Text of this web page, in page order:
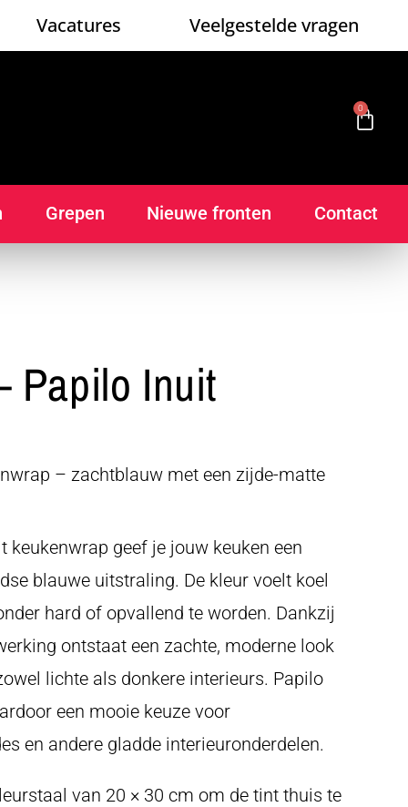
Vacatures Veelgestelde vragen
0
Grepen Nieuwe fronten Contact
Papilo Inuit
– zachtblauw met een zijde-matte
keukenwrap geef je jouw keuken een
blauwe uitstraling. De kleur voelt koel
hard of opvallend te worden. Dankzij
ontstaat een zachte, moderne look
lichte als donkere interieurs. Papilo
een mooie keuze voor
en andere gladde interieuronderdelen.
van 20 × 30 cm om de tint thuis te